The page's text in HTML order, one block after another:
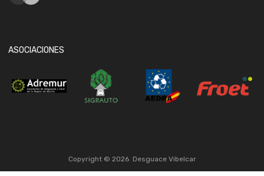
ASOCIACIONES
Copyright © 2026 Desguace Vibelcar